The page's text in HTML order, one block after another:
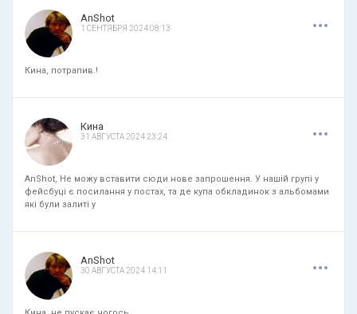
AnShot
1 СЕНТЯБРЯ 2024 08:13 ...
Кина, потрапив.!
Кина
31 АВГУСТА 2024 23:24 ...
AnShot, Не можу вставити сюди нове запрошення. У нашій групі у
фейсбуці є посилання у постах, та де купа обкладинок з альбомами
які були залиті у
AnShot
30 АВГУСТА 2024 14:11 ...